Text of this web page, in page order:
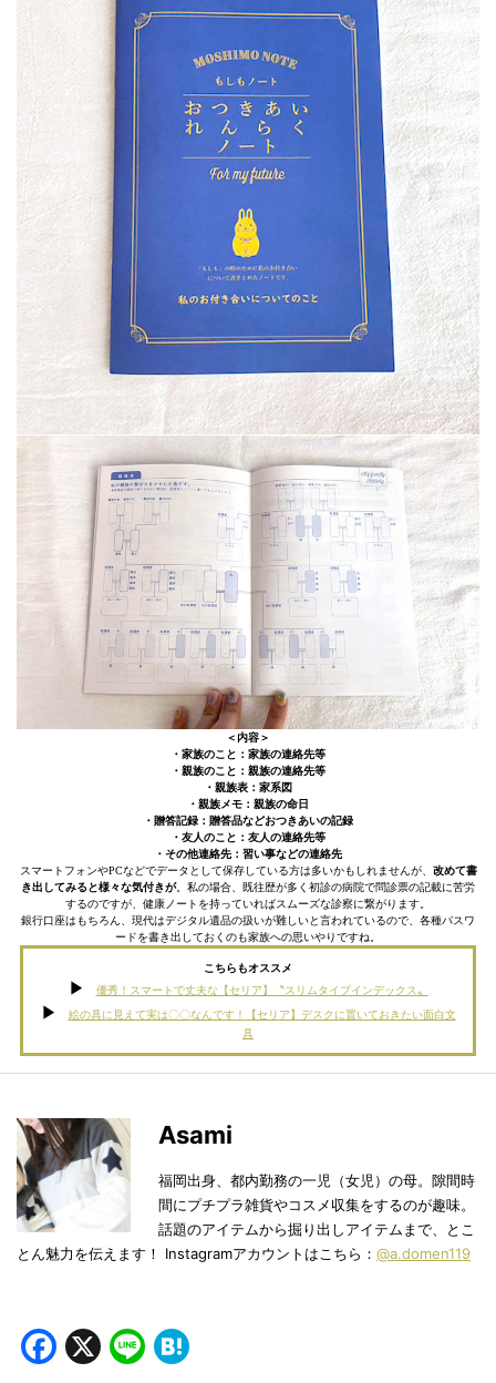
＜内容＞
・家族のこと：家族の連絡先等
・親族のこと：親族の連絡先等
・親族表：家系図
・親族メモ：親族の命日
・贈答記録：贈答品などおつきあいの記録
・友人のこと：友人の連絡先等
・その他連絡先：習い事などの連絡先
スマートフォンやPCなどでデータとして保存している方は多いかもしれませんが、 改めて書
き出してみると様々な気付きが。私の場合、既往歴が多く初診の病院で問診票の記載に苦労
するのですが、健康ノートを持っていればスムーズな診察に繋がります。
銀行口座はもちろん、現代はデジタル遺品の扱いが難しいと言われているので、各種パスワ
ードを書き出しておくのも家族への思いやりですね。
こちらもオススメ
優秀！スマートで丈夫な【セリア】〝スリムタイプインデックス〟
絵の具に見えて実は〇〇なんです！【セリア】デスクに置いておきたい面白文
具
Asami
福岡出身、都内勤務の一児（女児）の母。隙間時
間にプチプラ雑貨やコスメ収集をするのが趣味。
話題のアイテムから掘り出しアイテムまで、とこ
とん魅力を伝えます！ Instagramアカウントはこちら： @a.domen119
Facebook
X Line